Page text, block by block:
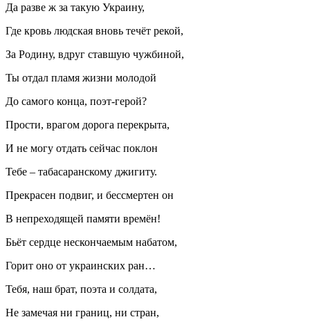
Да разве ж за такую Украину,
Где кровь людская вновь течёт рекой,
За Родину, вдруг ставшую чужбиной,
Ты отдал пламя жизни молодой
До самого конца, поэт-герой?
Прости, врагом дорога перекрыта,
И не могу отдать сейчас поклон
Тебе – табасаранскому джигиту.
Прекрасен подвиг, и бессмертен он
В непреходящей памяти времён!
Бьёт сердце нескончаемым набатом,
Горит оно от украинских ран…
Тебя, наш брат, поэта и солдата,
Не замечая ни границ, ни стран,